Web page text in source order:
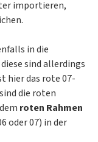
importieren,
in die
sind allerdings
hier das rote 07-
die roten
roten Rahmen
oder 07) in der